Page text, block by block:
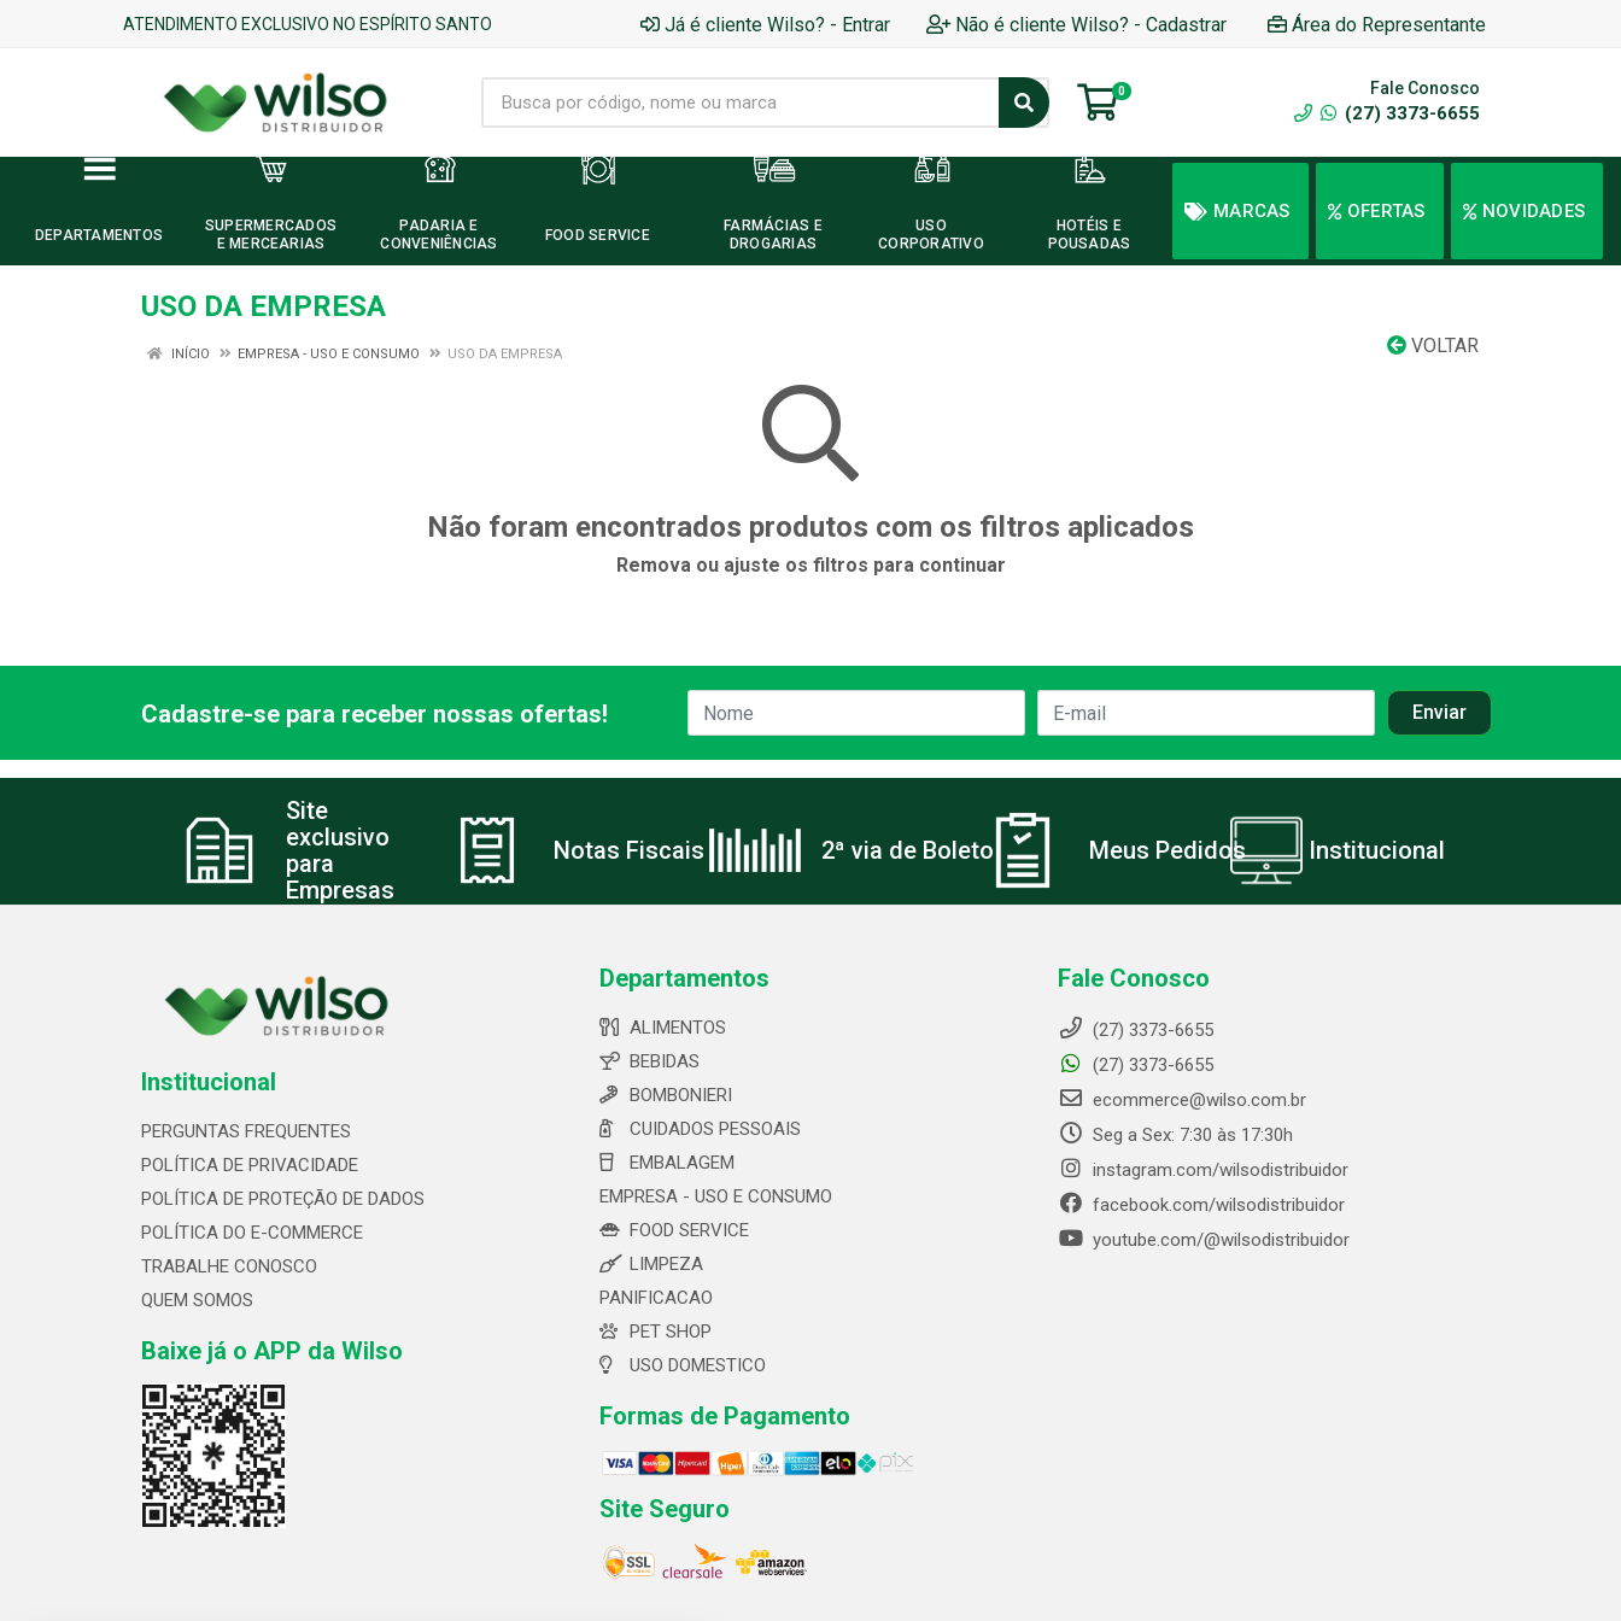
ATENDIMENTO EXCLUSIVO NO ESPÍRITO SANTO Já é cliente Wilso? - Entrar Não é cliente Wilso? - Cadastrar Área do Representante
0 Fale Conosco
(27) 3373-6655
DEPARTAMENTOS
SUPERMERCADOS
E MERCEARIAS
PADARIA E
CONVENIÊNCIAS
FOOD SERVICE
FARMÁCIAS E
DROGARIAS
USO
CORPORATIVO
HOTÉIS E
POUSADAS
MARCAS OFERTAS NOVIDADES
USO DA EMPRESA
VOLTAR
INÍCIO EMPRESA - USO E CONSUMO USO DA EMPRESA
Não foram encontrados produtos com os filtros aplicados
Remova ou ajuste os filtros para continuar
Cadastre-se para receber nossas ofertas!
Site
exclusivo
para
Empresas
Notas Fiscais 2ª via de Boleto Meus Pedidos Institucional
Institucional
PERGUNTAS FREQUENTES
POLÍTICA DE PRIVACIDADE
POLÍTICA DE PROTEÇÃO DE DADOS
POLÍTICA DO E-COMMERCE
TRABALHE CONOSCO
QUEM SOMOS
Baixe já o APP da Wilso
Departamentos
ALIMENTOS
BEBIDAS
BOMBONIERI
CUIDADOS PESSOAIS
EMBALAGEM
EMPRESA - USO E CONSUMO
FOOD SERVICE
LIMPEZA
PANIFICACAO
PET SHOP
USO DOMESTICO
Formas de Pagamento
Site Seguro
Fale Conosco
(27) 3373-6655
(27) 3373-6655
ecommerce@wilso.com.br
Seg a Sex: 7:30 às 17:30h
instagram.com/wilsodistribuidor
facebook.com/wilsodistribuidor
youtube.com/@wilsodistribuidor